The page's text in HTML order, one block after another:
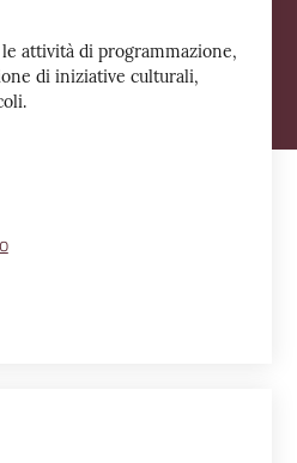
attività di programmazione,
di iniziative culturali,